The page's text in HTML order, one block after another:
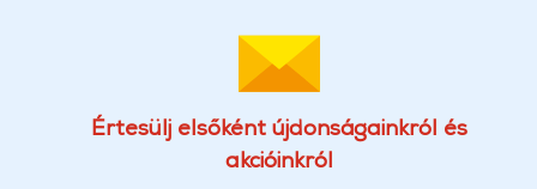
Értesülj elsőként újdonságainkról és
akcióinkról